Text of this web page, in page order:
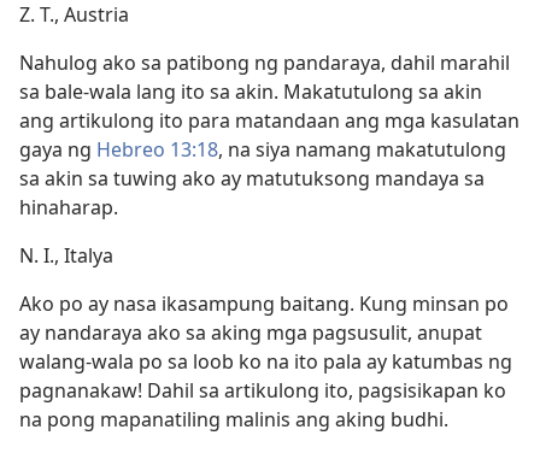
Z. T., Austria
Nahulog ako sa patibong ng pandaraya, dahil marahil
sa bale-wala lang ito sa akin. Makatutulong sa akin
ang artikulong ito para matandaan ang mga kasulatan
gaya ng Hebreo 13:18, na siya namang makatutulong
sa akin sa tuwing ako ay matutuksong mandaya sa
hinaharap.
N. I., Italya
Ako po ay nasa ikasampung baitang. Kung minsan po
ay nandaraya ako sa aking mga pagsusulit, anupat
walang-wala po sa loob ko na ito pala ay katumbas ng
pagnanakaw! Dahil sa artikulong ito, pagsisikapan ko
na pong mapanatiling malinis ang aking budhi.